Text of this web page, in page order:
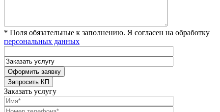
* Поля обязательные к заполнению. Я согласен на обработку
персональных данных
Заказать услугу